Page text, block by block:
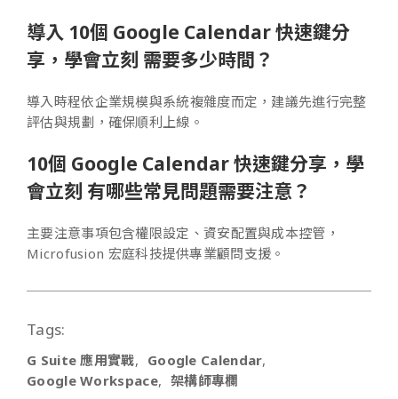
導入 10個 Google Calendar 快速鍵分
享，學會立刻 需要多少時間？
導入時程依企業規模與系統複雜度而定，建議先進行完整
評估與規劃，確保順利上線。
10個 Google Calendar 快速鍵分享，學
會立刻 有哪些常見問題需要注意？
主要注意事項包含權限設定、資安配置與成本控管，
Microfusion 宏庭科技提供專業顧問支援。
Tags:
G Suite 應用實戰
Google Calendar
Google Workspace
架構師專欄